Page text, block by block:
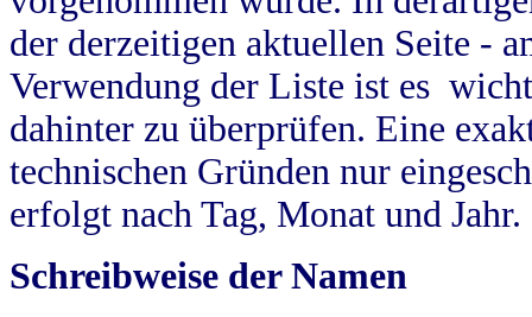
der derzeitigen aktuellen Seite -
Verwendung der Liste ist es
dahinter zu überprüfen. Eine
technischen Gründen nur
erfolgt nach Tag, Monat und Jahr.
Schreibweise der Namen